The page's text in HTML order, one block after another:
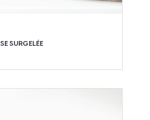
SURGELÉE